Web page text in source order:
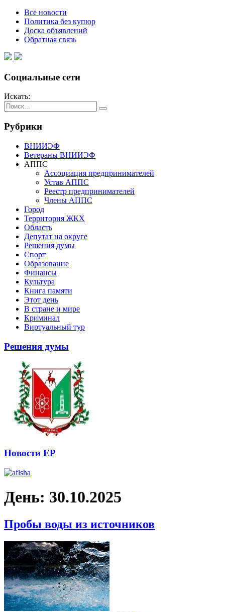
Все новости
Политика без купюр
Доска объявлений
Обратная связь
Социальные сети
Искать:
Рубрики
ВНИИЭФ
Ветераны ВНИИЭФ
АППС
Ассоциация предпринимателей
Устав АППС
Реестр предпринимателей
Члены АППС
Город
Территория ЖКХ
Область
Депутат на округе
Решения думы
Спорт
Образование
Финансы
Культура
Книга памяти
Этот день
В стране и мире
Криминал
Виртуальный тур
Решения думы
Новости ЕР
День: 30.10.2025
Пробы воды из источников